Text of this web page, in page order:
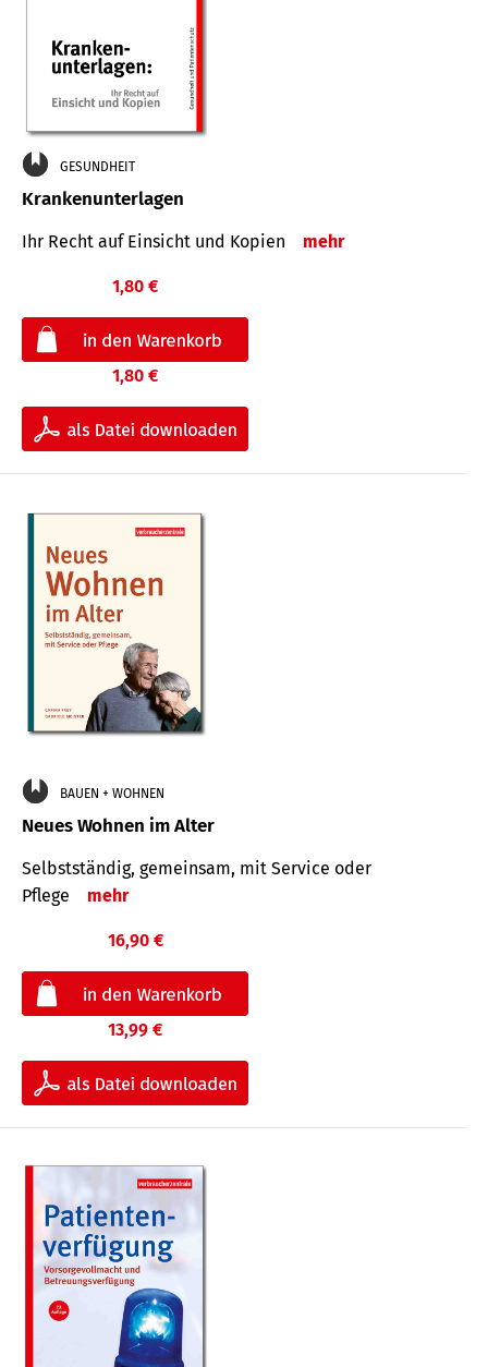
GESUNDHEIT
Krankenunterlagen
Ihr Recht auf Einsicht und Kopien mehr
1,80 €
1,80 €
BAUEN + WOHNEN
Neues Wohnen im Alter
Selbstständig, gemeinsam, mit Service oder
Pflege
mehr
16,90 €
13,99 €